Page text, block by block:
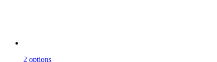
2 options